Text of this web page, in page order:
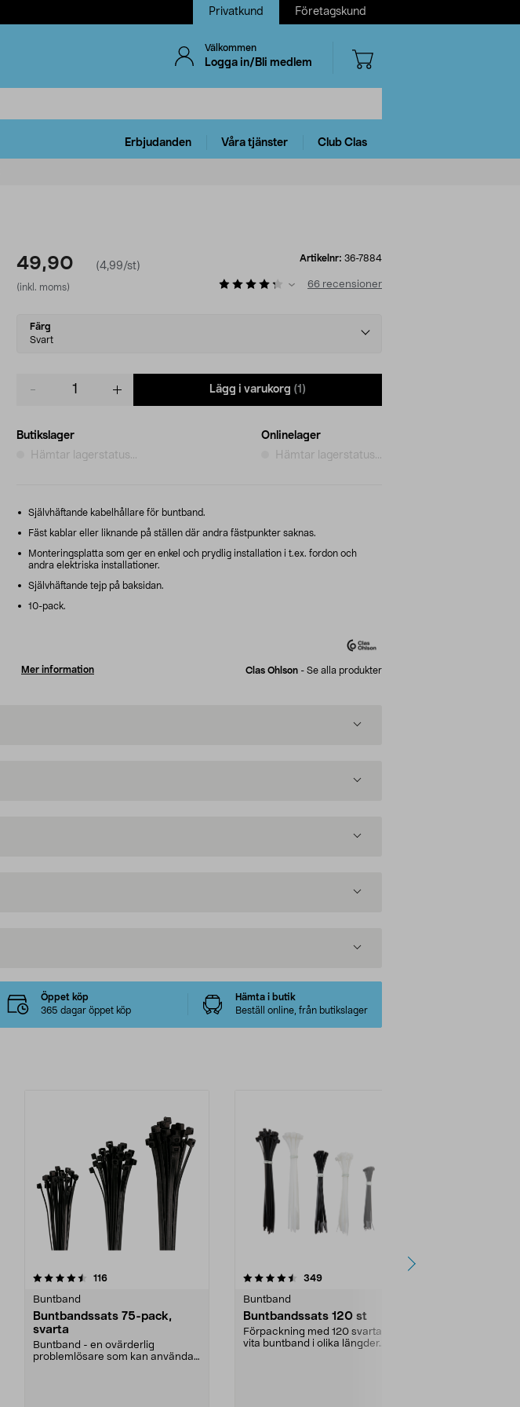
Privatkund Företagskund
Välkommen
Logga in/Bli medlem
Erbjudanden Våra tjänster Club Clas
49,90 (4,99/st)
(inkl. moms)
Artikelnr: 36-7884
66 recensioner
Select
variant
Färg
Svart
Lägg i varukorg (1)
Butikslager
Hämtar lagerstatus...
Onlinelager
Hämtar lagerstatus...
Självhäftande kabelhållare för buntband.
Fäst kablar eller liknande på ställen där andra fästpunkter saknas.
Monteringsplatta som ger en enkel och prydlig installation i t.ex. fordon och
andra elektriska installationer.
Självhäftande tejp på baksidan.
10-pack.
Mer information Clas Ohlson - Se alla produkter
Öppet köp
365 dagar öppet köp
Hämta i butik
Beställ online, från butikslager
116recensioner
Buntband
Buntbandssats 75-pack,
svarta
Buntband - en ovärderlig
problemlösare som kan användas
4.5 av 5 stjärnor 349recensioner
Buntband
Buntbandssats 120 st
Förpackning med 120 svarta och
vita buntband i olika längder.
4.5 av 5 stjärnor